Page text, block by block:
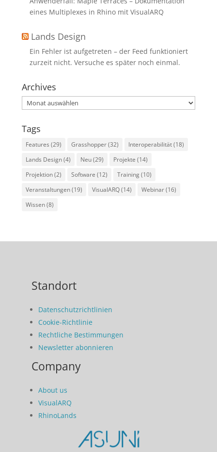
eines Multiplexes in Rhino mit VisualARQ
Lands Design
Ein Fehler ist aufgetreten – der Feed funktioniert
zurzeit nicht. Versuche es später noch einmal.
Archives
Archives
Tags
Features (29) Grasshopper(32) Interoperabilität(18)
Lands Design(4) Neu(29) Projekte (14)
Projektion(2) Software (12) Training(10)
Veranstaltungen(19) VisualARQ(14) Webinar(16)
Wissen(8)
Standort
Datenschutzrichtlinien
Cookie-Richtlinie
Rechtliche Bestimmungen
Newsletter abonnieren
Company
About us
VisualARQ
RhinoLands